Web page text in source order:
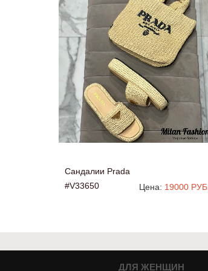
Сандалии Prada
#V33650
Цена: 19000 РУБ.
ДЛЯ ЖЕНЩИН